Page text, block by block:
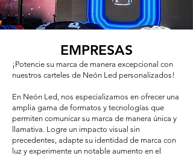
EMPRESAS
¡Potencie su marca de manera excepcional con
nuestros carteles de Neón Led personalizados!
En Neón Led, nos especializamos en ofrecer una
amplia gama de formatos y tecnologías que
permiten comunicar su marca de manera única y
llamativa. Logre un impacto visual sin
precedentes, adapte su identidad de marca con
luz y experimente un notable aumento en el